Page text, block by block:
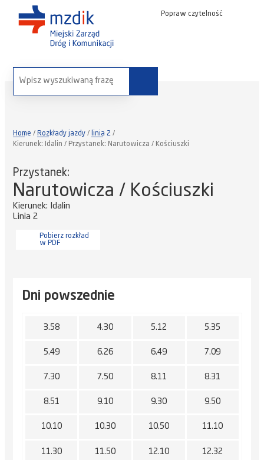
Popraw czytelność
wyszukaj na stronie:
Home Rozkłady jazdy
linia 2
Kierunek: Idalin / Przystanek: Narutowicza / Kościuszki
Przystanek:
Narutowicza / Kościuszki
Kierunek: Idalin
Linia 2
Pobierz rozkład
w PDF
Dni powszednie
3.58 4.30 5.12 5.35
5.49 6.26 6.49 7.09
7.30 7.50 8.11 8.31
8.51 9.10 9.30 9.50
10.10 10.30 10.50 11.10
11.30 11.50 12.10 12.32